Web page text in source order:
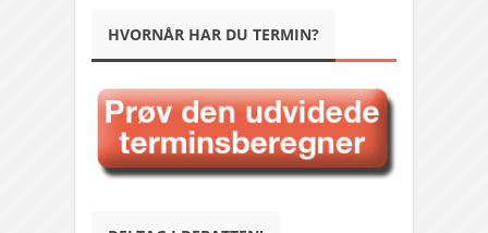
HVORNÅR HAR DU TERMIN?